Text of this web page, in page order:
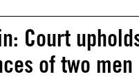
Court
of two men